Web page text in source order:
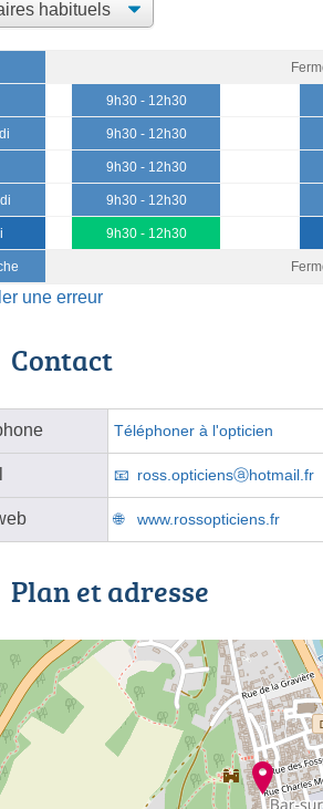
9h30 - 12h30
9h30 - 12h30
9h30 - 12h30
9h30 - 12h30
9h30 - 12h30
une erreur
Contact
Téléphoner à l'opticien
ross.opticiensⓐhotmail.fr
www.rossopticiens.fr
Plan et adresse